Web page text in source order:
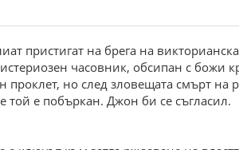
пристигат на брега на
часовник, обсипан с божи
но след зловещата смърт на
той е побъркан. Джон би се съгласил.